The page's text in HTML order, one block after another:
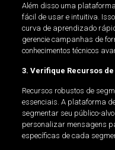
Além disso uma
fácil de usar e intuitiva.
curva de aprendizado
gerencie campanhas de
conhecimentos técnicos
3. Verifique Recursos
Recursos robustos de
essenciais. A plataforma
segmentar seu público-
personalizar mensagens
específicas de cada